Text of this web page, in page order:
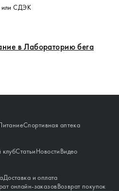
в Лабораторию бега
или СДЭК
Спортивная аптека
клубСтатьиНовостиВидео
Доставка и оплата
онлайн-заказовВозврат покупок